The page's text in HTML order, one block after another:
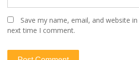
Save my name, email, and website
next time I comment.